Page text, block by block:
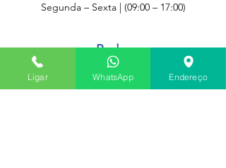
Segunda – Sexta | (09:00 – 17:00)
Redes
Sociais
Ligar WhatsApp Endereço